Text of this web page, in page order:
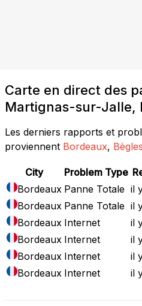
Carte en direct des
Martignas-sur-Jalle,
Les derniers rapports et
proviennent Bordeaux, Bègles
City Problem Type
Bordeaux Panne Totale il
Bordeaux Panne Totale il
Bordeaux Internet
il
Bordeaux Internet
il
Bordeaux Internet
il
Bordeaux Internet il